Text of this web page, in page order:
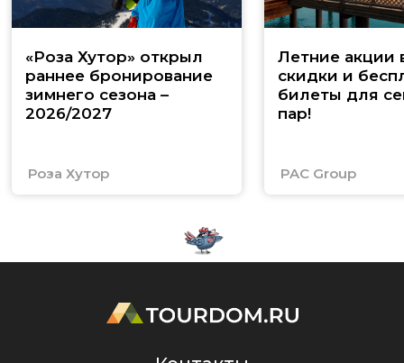
«Роза Хутор» открыл
раннее бронирование
зимнего сезона –
2026/2027
Роза Хутор
Летние акции
скидки и
билеты для
пар!
PAC Group